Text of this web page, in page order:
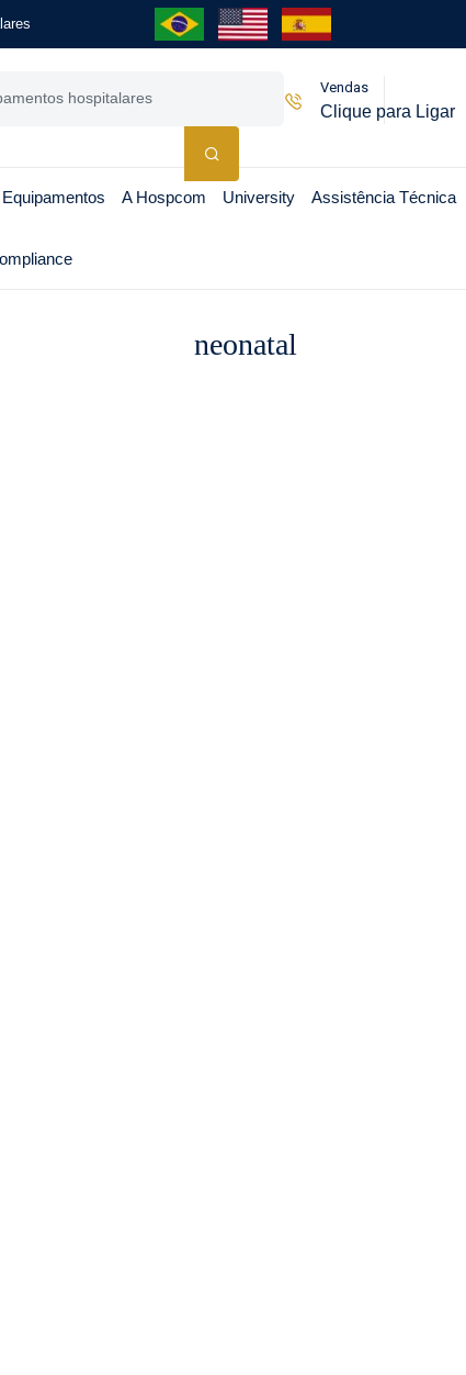
Vendas
Clique para Ligar
A Hospcom University Assistência Técnica
neonatal